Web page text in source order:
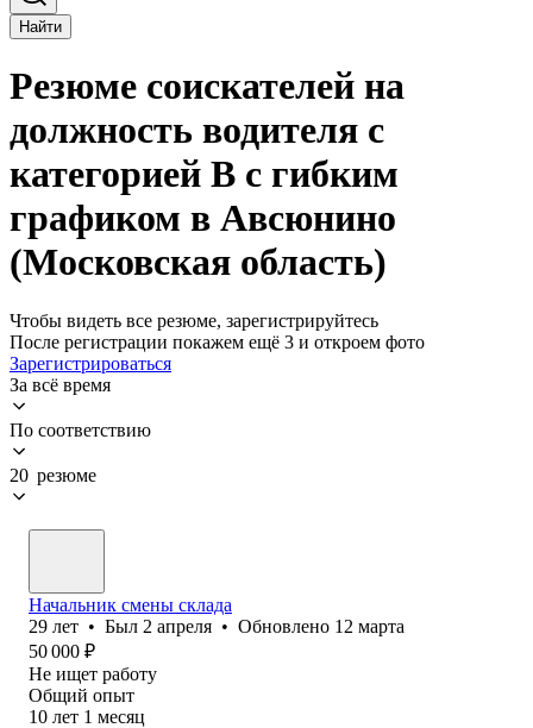
Найти
Резюме соискателей на
должность водителя с
категорией B с гибким
графиком в Авсюнино
(Московская область)
Чтобы видеть все резюме, зарегистрируйтесь
После регистрации покажем ещё 3 и откроем фото
Зарегистрироваться
За всё время
По соответствию
20 резюме
Начальник смены склада
29 лет • Был 2 апреля • Обновлено 12 марта
50 000 ₽
Не ищет работу
Общий опыт
10 лет 1 месяц